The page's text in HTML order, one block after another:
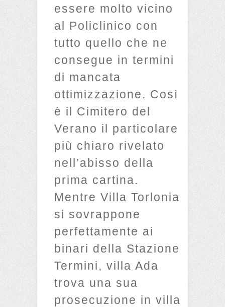
essere molto vicino
al Policlinico con
tutto quello che ne
consegue in termini
di mancata
ottimizzazione. Così
è il Cimitero del
Verano il particolare
più chiaro rivelato
nell’abisso della
prima cartina.
Mentre Villa Torlonia
si sovrappone
perfettamente ai
binari della Stazione
Termini, villa Ada
trova una sua
prosecuzione in villa